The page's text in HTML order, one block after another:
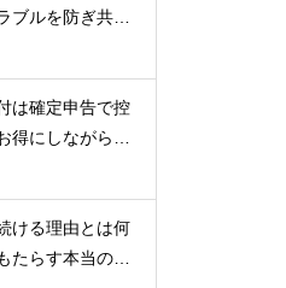
ブルを防ぎ共生
は確定申告で控
得にしながら自
ける理由とは何
たらす本当の価